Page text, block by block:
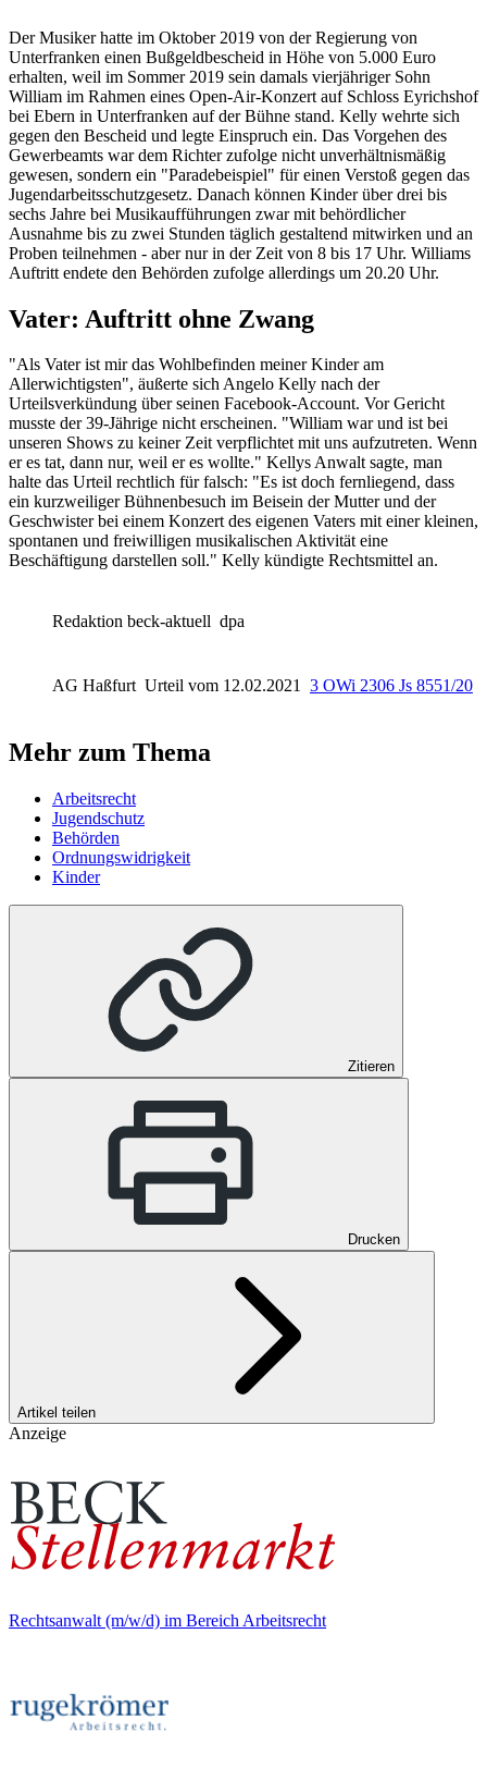
Der Musiker hatte im Oktober 2019 von der Regierung von
Unterfranken einen Bußgeldbescheid in Höhe von 5.000 Euro
erhalten, weil im Sommer 2019 sein damals vierjähriger Sohn
William im Rahmen eines Open-Air-Konzert auf Schloss Eyrichshof
bei Ebern in Unterfranken auf der Bühne stand. Kelly wehrte sich
gegen den Bescheid und legte Einspruch ein. Das Vorgehen des
Gewerbeamts war dem Richter zufolge nicht unverhältnismäßig
gewesen, sondern ein "Paradebeispiel" für einen Verstoß gegen das
Jugendarbeitsschutzgesetz. Danach können Kinder über drei bis
sechs Jahre bei Musikaufführungen zwar mit behördlicher
Ausnahme bis zu zwei Stunden täglich gestaltend mitwirken und an
Proben teilnehmen - aber nur in der Zeit von 8 bis 17 Uhr. Williams
Auftritt endete den Behörden zufolge allerdings um 20.20 Uhr.
Vater: Auftritt ohne Zwang
"Als Vater ist mir das Wohlbefinden meiner Kinder am
Allerwichtigsten", äußerte sich Angelo Kelly nach der
Urteilsverkündung über seinen Facebook-Account. Vor Gericht
musste der 39-Jährige nicht erscheinen. "William war und ist bei
unseren Shows zu keiner Zeit verpflichtet mit uns aufzutreten. Wenn
er es tat, dann nur, weil er es wollte." Kellys Anwalt sagte, man
halte das Urteil rechtlich für falsch: "Es ist doch fernliegend, dass
ein kurzweiliger Bühnenbesuch im Beisein der Mutter und der
Geschwister bei einem Konzert des eigenen Vaters mit einer kleinen,
spontanen und freiwilligen musikalischen Aktivität eine
Beschäftigung darstellen soll." Kelly kündigte Rechtsmittel an.
Redaktion beck-aktuell dpa
AG Haßfurt Urteil vom 12.02.2021 3 OWi 2306 Js 8551/20
Mehr zum Thema
Arbeitsrecht
Jugendschutz
Behörden
Ordnungswidrigkeit
Kinder
Zitieren
Drucken
Artikel teilen
Anzeige
Rechtsanwalt (m/w/d) im Bereich Arbeitsrecht